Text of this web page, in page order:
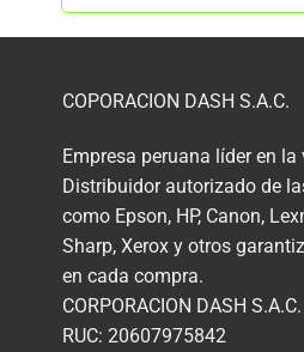
COPORACION DASH S.A.C.
Empresa peruana líder en
Distribuidor autorizado de
como Epson, HP, Canon,
Sharp, Xerox y otros
en cada compra.
CORPORACION DASH S.A.C.
RUC: 20607975842